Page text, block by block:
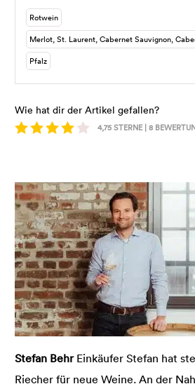
Rotwein
Merlot, St. Laurent, Cabernet Sauvignon,
Pfalz
Wie hat dir der Artikel gefallen?
4,75STERNE | 8
Stefan Behr Einkäufer Stefan hat
Riecher für neue Weine. An der